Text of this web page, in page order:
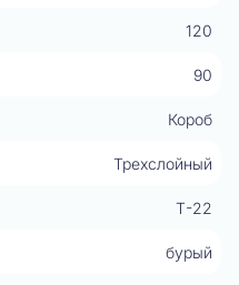
120
90
Короб
Трехслойный
Т-22
бурый